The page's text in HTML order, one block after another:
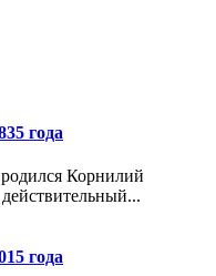
года
Корнилий
года